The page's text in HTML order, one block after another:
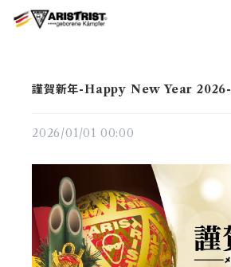
謹賀新年-Happy New Year 2026-
2026/01/01 00:00